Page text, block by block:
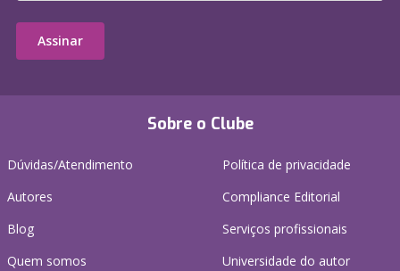
Sobre o Clube
Dúvidas/Atendimento
Autores
Blog
Quem somos
Política de privacidade
Compliance Editorial
Serviços profissionais
Universidade do autor
Assinar